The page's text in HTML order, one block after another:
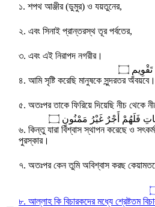
১. শপথ আঞ্জীর (ডুমুর) ও যয়তুনের,
২. এবং সিনাই প্রান্তরস্থ তূর পর্বতের,
৩. এবং এই নিরাপদ নগরীর।
৪. আমি সৃষ্টি করেছি মানুষকে সুন্দরতর অবয়বে।
৫. অতঃপর তাকে ফিরিয়ে দিয়েছি নীচ থেকে
فَلَهُمْ أَجْرٌ غَيْرُ مَمْنُونٍ
৬. কিন্তু যারা বিশ্বাস স্থাপন করেছে ও
পুরস্কার।
৭. অতঃপর কেন তুমি অবিশ্বাস করছ
৮. আল্লাহ কি বিচারকদের মধ্যে শ্রেষ্টতম